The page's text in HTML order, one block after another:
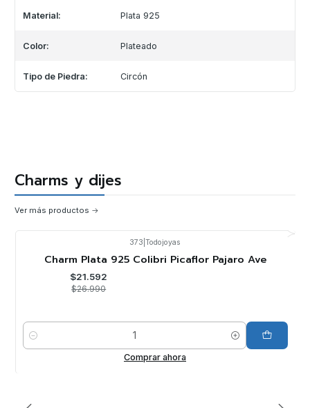
Material: Plata 925
Color: Plateado
Tipo de Piedra: Circón
Charms y dijes
Ver más productos
373 Todojoyas
Charm Plata 925 Colibri Picaflor Pajaro Ave
$21.592
$26.990
Cantidad
Comprar ahora